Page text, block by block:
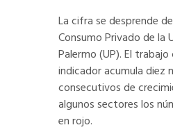
La cifra se desprende
Consumo Privado de la
Palermo (UP). El
indicador acumula diez
consecutivos de
algunos sectores los
en rojo.